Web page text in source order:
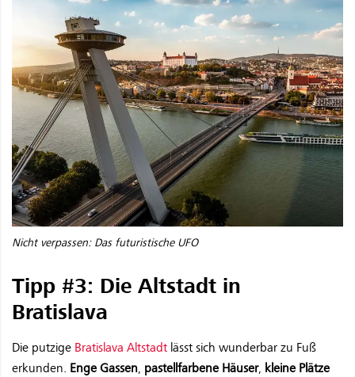
Nicht verpassen: Das futuristische UFO
Tipp #3: Die Altstadt in
Bratislava
Die putzige Bratislava Altstadt lässt sich wunderbar zu Fuß
erkunden. Enge Gassen, pastellfarbene Häuser, kleine Plätze